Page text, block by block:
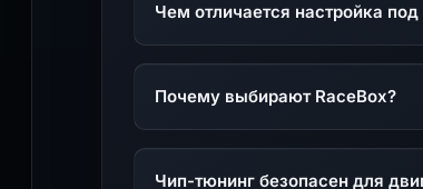
Чем отличается настройка
Почему выбирают RaceBox?
Чип-тюнинг безопасен для